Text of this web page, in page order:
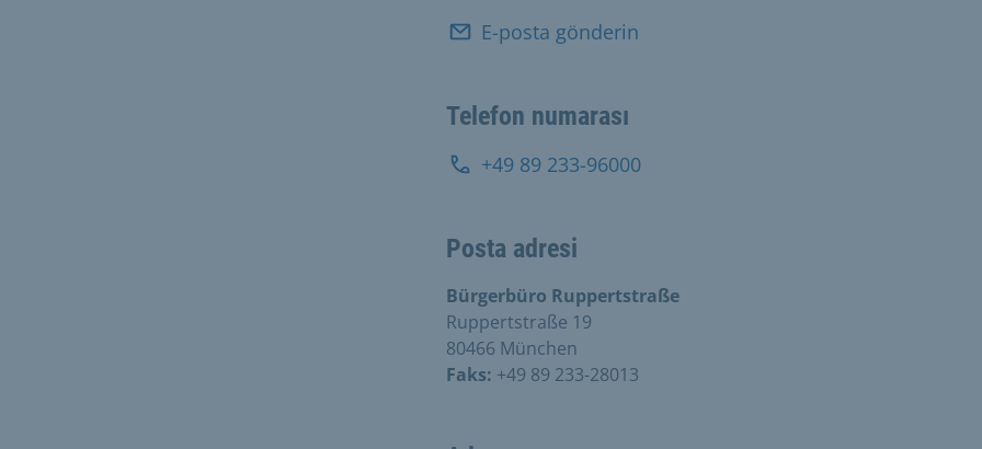
E-posta gönderin
Telefon numarası
+49 89 233-96000
Posta adresi
Bürgerbüro Ruppertstraße
Ruppertstraße 19
80466 München
Faks: +49 89 233-28013